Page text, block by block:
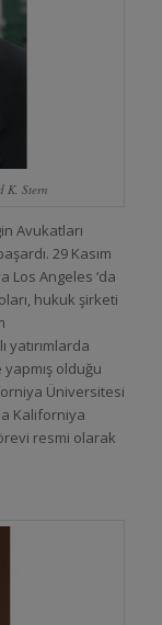
K. Stern
Avukatları
29 Kasım
Los Angeles ‘da
hukuk şirketi
olduğu
Üniversitesi
Kaliforniya
resmi olarak